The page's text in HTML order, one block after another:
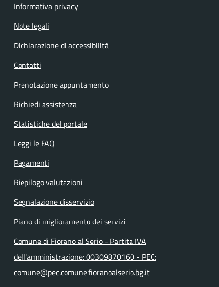
Informativa privacy
Note legali
Dichiarazione di accessibilità
Contatti
Prenotazione appuntamento
Richiedi assistenza
Statistiche del portale
Leggi le FAQ
Pagamenti
Riepilogo valutazioni
Segnalazione disservizio
Piano di miglioramento dei servizi
Comune di Fiorano al Serio - Partita IVA
dell'amministrazione: 00309870160 - PEC:
comune@pec.comune.fioranoalserio.bg.it